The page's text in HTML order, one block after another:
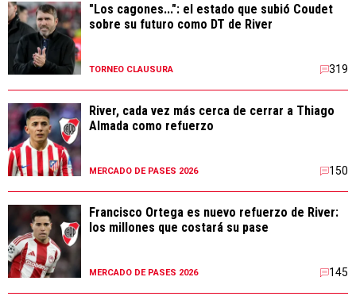
"Los cagones...": el estado que subió Coudet
sobre su futuro como DT de River
TORNEO CLAUSURA 319
River, cada vez más cerca de cerrar a Thiago
Almada como refuerzo
MERCADO DE PASES 2026 150
Francisco Ortega es nuevo refuerzo de River:
los millones que costará su pase
MERCADO DE PASES 2026 145